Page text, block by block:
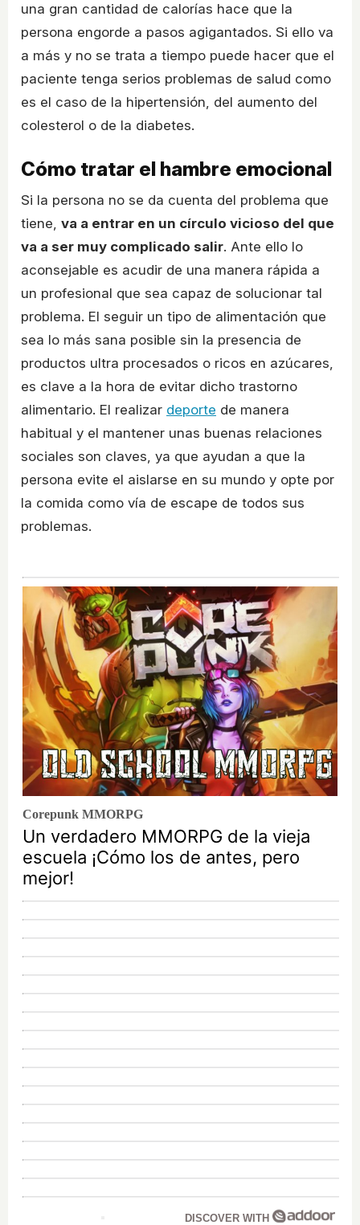
una gran cantidad de calorías hace que la
persona engorde a pasos agigantados. Si ello va
a más y no se trata a tiempo puede hacer que el
paciente tenga serios problemas de salud como
es el caso de la hipertensión, del aumento del
colesterol o de la diabetes.
Cómo tratar el hambre emocional
Si la persona no se da cuenta del problema que
tiene, va a entrar en un círculo vicioso del que
va a ser muy complicado salir. Ante ello lo
aconsejable es acudir de una manera rápida a
un profesional que sea capaz de solucionar tal
problema. El seguir un tipo de alimentación que
sea lo más sana posible sin la presencia de
productos ultra procesados o ricos en azúcares,
es clave a la hora de evitar dicho trastorno
alimentario. El realizar deporte de manera
habitual y el mantener unas buenas relaciones
sociales son claves, ya que ayudan a que la
persona evite el aislarse en su mundo y opte por
la comida como vía de escape de todos sus
problemas.
Corepunk MMORPG
Un verdadero MMORPG de la vieja
escuela ¡Cómo los de antes, pero
mejor!
DISCOVER WITH